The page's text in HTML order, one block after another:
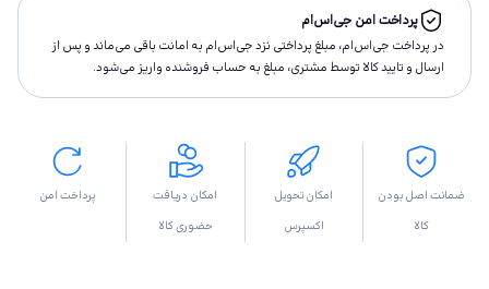
پرداخت امن جی‌اس‌ام
در پرداخت جی‌اس‌ام، مبلغ پرداختى نزد جی‌اس‌ام به امانت باقى مى‌ماند و پس از
ارسال و تاييد كالا توسط مشتری، مبلغ به حساب فروشنده واريز مى‌شود.
ضمانت اصل بودن
کالا
امکان تحویل
اکسپرس
امکان دریافت
حضوری کالا
پرداخت امن